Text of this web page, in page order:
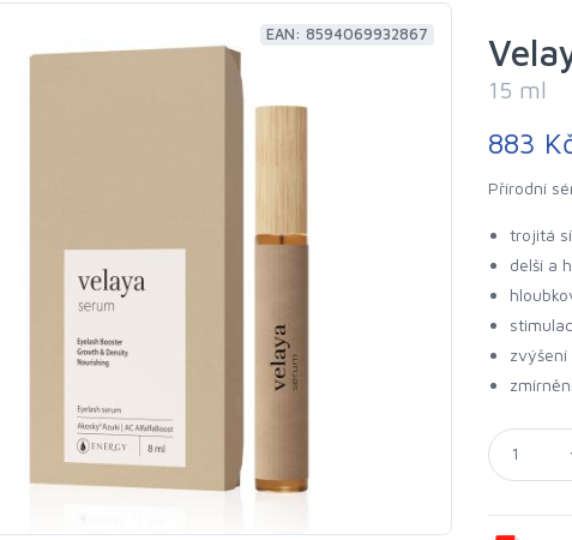
EAN: 8594069932867
15 ml
883
Přírodní
trojitá
delší a